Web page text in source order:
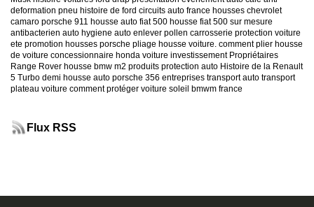
deformation pneu histoire de ford circuits auto france housses chevrolet
camaro porsche 911 housse auto fiat 500 housse fiat 500 sur mesure
antibacterien auto hygiene auto enlever pollen carrosserie protection voiture
ete promotion housses porsche pliage housse voiture. comment plier housse
de voiture concessionnaire honda voiture investissement Propriétaires
Range Rover housse bmw m2 produits protection auto Histoire de la Renault
5 Turbo demi housse auto porsche 356 entreprises transport auto transport
plateau voiture comment protéger voiture soleil bmwm france
Flux RSS